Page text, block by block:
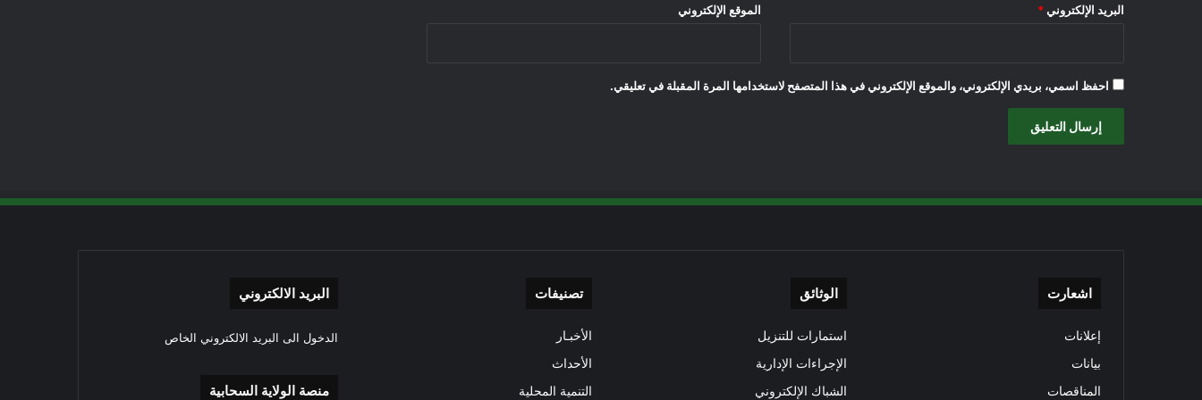
البريد الإلكتروني * الموقع الإلكتروني
احفظ اسمي، بريدي الإلكتروني، والموقع الإلكتروني في هذا المتصفح لاستخدامها المرة المقبلة في تعليقي.
اشعارت
إعلانات
بيانات
المناقصات
الوثائق
استمارات للتنزيل
الإجراءات الإدارية
الشباك الإلكتروني
تصنيفات
الأخبـار
الأحداث
التنمية المحلية
البريد الالكتروني
الدخول الى البريد الالكتروني الخاص
منصة الولاية السحابية